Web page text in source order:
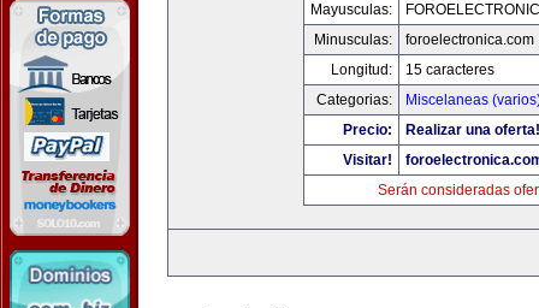
Mayusculas:
Minusculas:
foroelectronica.com
Longitud:
15 caracteres
Categorias:
Miscelaneas
Precio:
Realizar una oferta!
Visitar!
Serán consideradas